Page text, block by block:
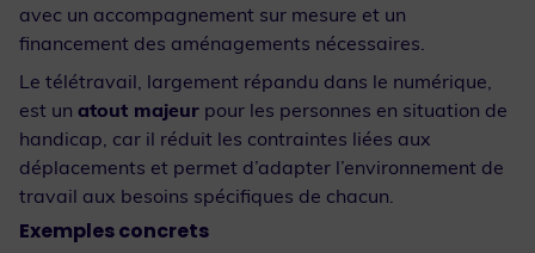
avec un accompagnement sur mesure et un
financement des aménagements nécessaires.
Le télétravail, largement répandu dans le numérique,
est un atout majeur pour les personnes en situation de
handicap, car il réduit les contraintes liées aux
déplacements et permet d’adapter l’environnement de
travail aux besoins spécifiques de chacun.
Exemples concrets